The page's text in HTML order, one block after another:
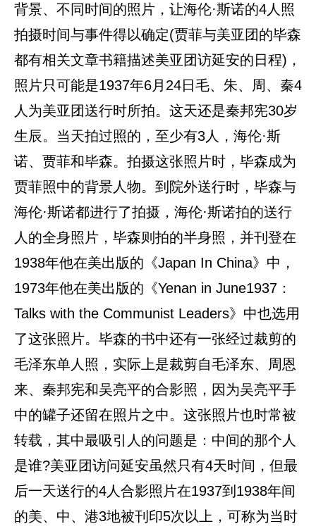
背景、不同时间的照片，让海伦·斯诺的4人照
拍摄时间与事件得以确定(贾菲与美亚团的毕森
都有相关文章书籍描述美亚团访延安的日程)，
照片只可能是1937年6月24日毛、朱、周、秦4
人为美亚团送行时所拍。这天还是秦邦宪30岁
生辰。当天拍过照的，至少有3人，海伦·斯
诺、贾菲和毕森。拍摄这张照片时，毕森成为
贾菲照中的背景人物。到院外送行时，毕森与
海伦·斯诺都进行了拍摄，海伦·斯诺拍的送行
人的全身照片，毕森则拍的半身照，并刊登在
1938年他在美出版的《Japan In China》中，
1973年他在美出版的《Yenan in June1937：
Talks with the Communist Leaders》中也选用
了这张照片。毕森的书中还有一张经过裁剪的
毛泽东单人照，实际上是裁剪自毛泽东、周恩
来、秦邦宪和吴亮平的合影照，因为吴亮平手
中的罐子还留在照片之中。这张照片也时常被
转载，其中最吸引人的问题是：中间的那个人
是谁?美亚团访问延安虽然只有4天时间，但最
后一天送行的4人合影照片在1937到1938年间
的美、中、港3地被刊印5次以上，可称为当时